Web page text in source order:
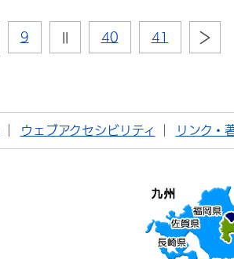
9 40 41
ウェブアクセシビリティ リンク・